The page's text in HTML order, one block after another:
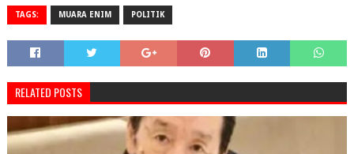
TAGS: MUARA ENIM POLITIK
RELATED POSTS